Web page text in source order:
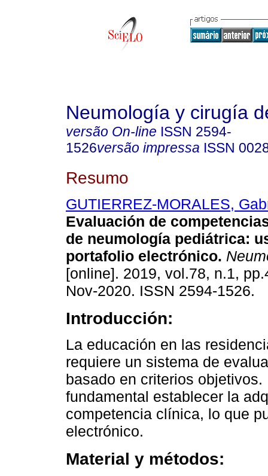
Neumología y cirugía
versão On-line ISSN 2594-
1526versão impressa ISSN
Resumo
GUTIERREZ-MORALES,
Evaluación de
de neumología pediátrica:
portafolio electrónico.
[online]. 2019, vol.78, n.1,
Nov-2020. ISSN 2594-1526.
Introducción:
La educación en las
requiere un sistema de
basado en criterios objetivos.
fundamental establecer la
competencia clínica, lo que
electrónico.
Material y métodos: